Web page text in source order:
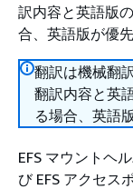
訳内容と英語版
合、英語版が優先
翻訳は機械翻
翻訳内容と英
る場合、英語
EFS マウントヘ
び EFS アクセス